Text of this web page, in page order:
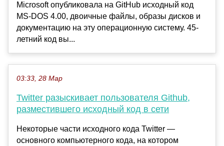
Microsoft опубликовала на GitHub исходный код
MS-DOS 4.00, двоичные файлы, образы дисков и
документацию на эту операционную систему. 45-
летний код вы...
03:33, 28 Мар
Twitter разыскивает пользователя Github,
разместившего исходный код в сети
Некоторые части исходного кода Twitter —
основного компьютерного кода, на котором